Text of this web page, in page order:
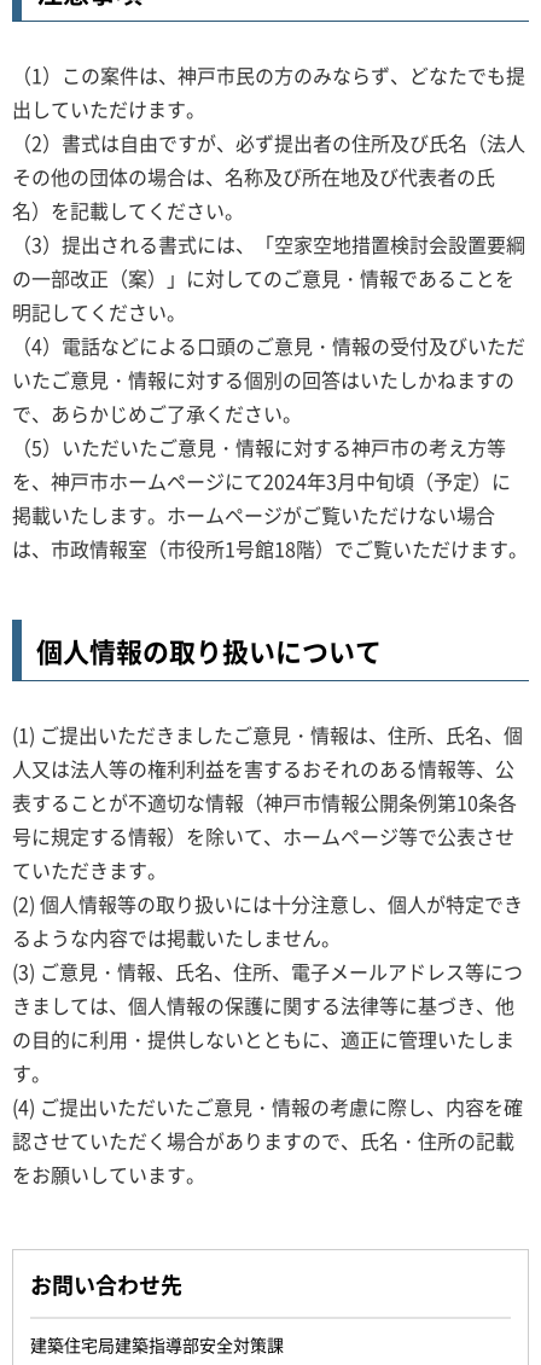
（1）この案件は、神戸市民の方のみならず、どなたでも提
出していただけます。
（2）書式は自由ですが、必ず提出者の住所及び氏名（法人
その他の団体の場合は、名称及び所在地及び代表者の氏
名）を記載してください。
（3）提出される書式には、「空家空地措置検討会設置要綱
の一部改正（案）」に対してのご意見・情報であることを
明記してください。
（4）電話などによる口頭のご意見・情報の受付及びいただ
いたご意見・情報に対する個別の回答はいたしかねますの
で、あらかじめご了承ください。
（5）いただいたご意見・情報に対する神戸市の考え方等
を、神戸市ホームページにて2024年3月中旬頃（予定）に
掲載いたします。ホームページがご覧いただけない場合
は、市政情報室（市役所1号館18階）でご覧いただけます。
個人情報の取り扱いについて
(1) ご提出いただきましたご意見・情報は、住所、氏名、個
人又は法人等の権利利益を害するおそれのある情報等、公
表することが不適切な情報（神戸市情報公開条例第10条各
号に規定する情報）を除いて、ホームページ等で公表させ
ていただきます。
(2) 個人情報等の取り扱いには十分注意し、個人が特定でき
るような内容では掲載いたしません。
(3) ご意見・情報、氏名、住所、電子メールアドレス等につ
きましては、個人情報の保護に関する法律等に基づき、他
の目的に利用・提供しないとともに、適正に管理いたしま
す。
(4) ご提出いただいたご意見・情報の考慮に際し、内容を確
認させていただく場合がありますので、氏名・住所の記載
をお願いしています。
お問い合わせ先
建築住宅局建築指導部安全対策課